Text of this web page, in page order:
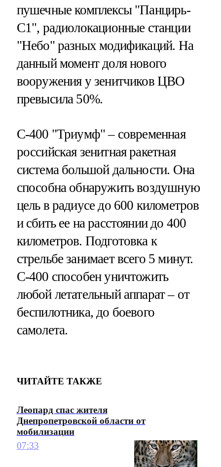
пушечные комплексы "Панцирь-
С1", радиолокационные станции
"Небо" разных модификаций. На
данный момент доля нового
вооружения у зенитчиков ЦВО
превысила 50%.
С-400 "Триумф" – современная
российская зенитная ракетная
система большой дальности. Она
способна обнаружить воздушную
цель в радиусе до 600 километров
и сбить ее на расстоянии до 400
километров. Подготовка к
стрельбе занимает всего 5 минут.
С-400 способен уничтожить
любой летательный аппарат – от
беспилотника, до боевого
самолета.
ЧИТАЙТЕ ТАКЖЕ
Леопард спас жителя
Днепропетровской области от
мобилизации
07:33